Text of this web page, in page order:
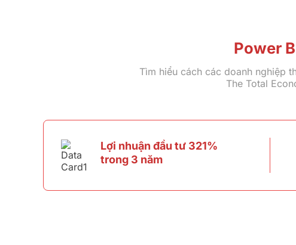
Power
Tìm hiểu cách các doanh nghiệp
The Total
Lợi nhuận đầu tư 321%
trong 3 năm